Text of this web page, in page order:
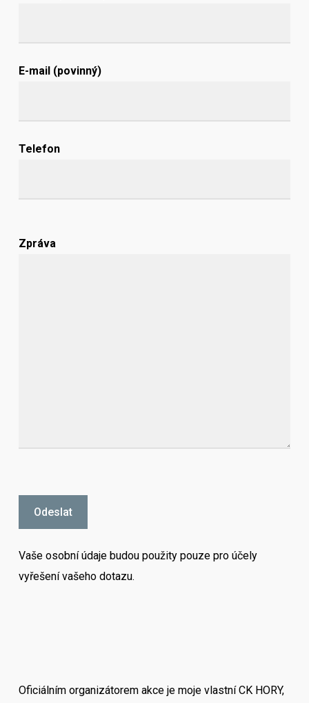
E-mail (povinný)
Telefon
Zpráva
Vaše osobní údaje budou použity pouze pro účely
vyřešení vašeho dotazu.
Oficiálním organizátorem akce je moje vlastní CK HORY,